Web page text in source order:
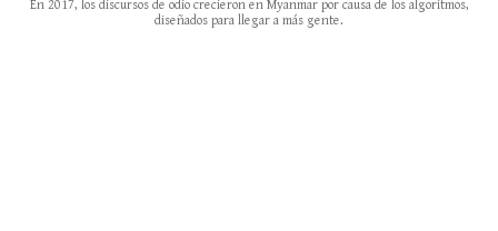
En 2017, los discursos de odio crecieron en Myanmar por causa de los algoritmos,
diseñados para llegar a más gente.